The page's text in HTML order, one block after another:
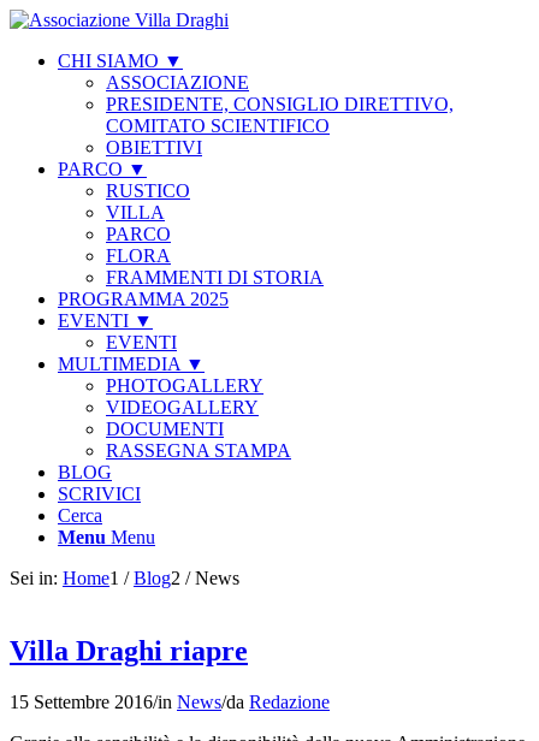
CHI SIAMO ▼
ASSOCIAZIONE
PRESIDENTE, CONSIGLIO DIRETTIVO,
COMITATO SCIENTIFICO
OBIETTIVI
PARCO ▼
RUSTICO
VILLA
PARCO
FLORA
FRAMMENTI DI STORIA
PROGRAMMA 2025
EVENTI ▼
EVENTI
MULTIMEDIA ▼
PHOTOGALLERY
VIDEOGALLERY
DOCUMENTI
RASSEGNA STAMPA
BLOG
SCRIVICI
Cerca
Menu Menu
Sei in: Home1 / Blog2 / News
Villa Draghi riapre
15 Settembre 2016/in News/da Redazione